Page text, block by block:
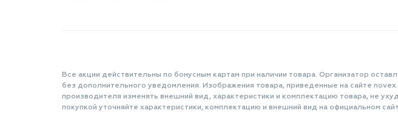
Все акции действительны по бонусным картам при наличии товара. Организатор
без дополнительного уведомления. Изображения товара, приведенные на сайте
производителя изменять внешний вид, характеристики и комплектацию товара, не
покупкой уточняйте характеристики, комплектацию и внешний вид на официальном